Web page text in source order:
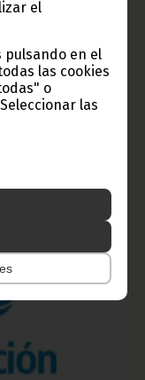
el
pulsando en el
las cookies
o
las
Económico,
martes 19 de mayo,
se celebra en el
jornadas de
sistemas